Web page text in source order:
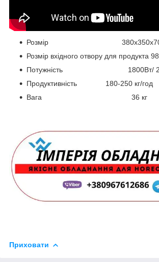
Розмір
Розмір вхідного отвору для продукта
Потужність 1800Вт/
Продуктивність 180-250 кг/год
Вага 36 кг
Приховати